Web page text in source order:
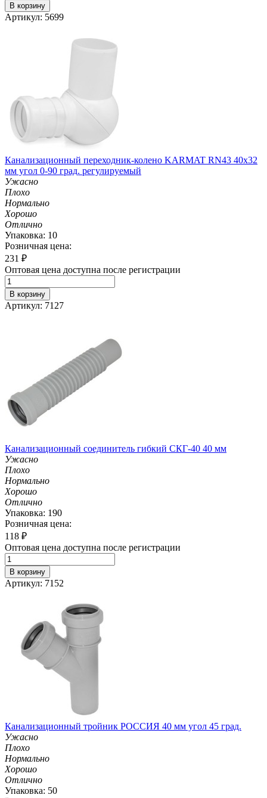
В корзину
Артикул: 5699
Канализационный переходник-колено KARMAT RN43 40х32
мм угол 0-90 град. регулируемый
Ужасно
Плохо
Нормально
Хорошо
Отлично
Упаковка: 10
Розничная цена:
231 ₽
Оптовая цена доступна после регистрации
В корзину
Артикул: 7127
Канализационный соединитель гибкий СКГ-40 40 мм
Ужасно
Плохо
Нормально
Хорошо
Отлично
Упаковка: 190
Розничная цена:
118 ₽
Оптовая цена доступна после регистрации
В корзину
Артикул: 7152
Канализационный тройник РОССИЯ 40 мм угол 45 град.
Ужасно
Плохо
Нормально
Хорошо
Отлично
Упаковка: 50